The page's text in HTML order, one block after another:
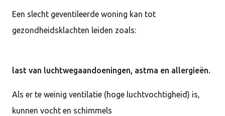
Een slecht geventileerde woning kan tot
gezondheidsklachten leiden zoals:
last van luchtwegaandoeningen, astma en allergieën.
Als er te weinig ventilatie (hoge luchtvochtigheid) is,
kunnen vocht en schimmels